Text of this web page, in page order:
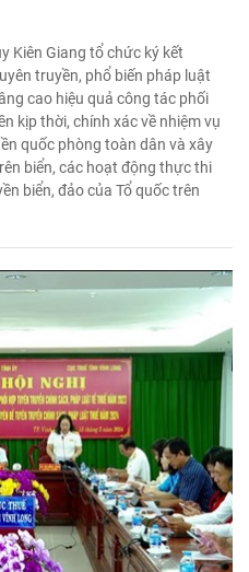
Kiên Giang tổ chức ký kết
truyền, phổ biến pháp luật
cao hiệu quả công tác phối
kịp thời, chính xác về nhiệm vụ
quốc phòng toàn dân và xây
biển, các hoạt động thực thi
biển, đảo của Tổ quốc trên